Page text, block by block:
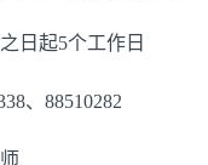
日起5个工作日
、88510282